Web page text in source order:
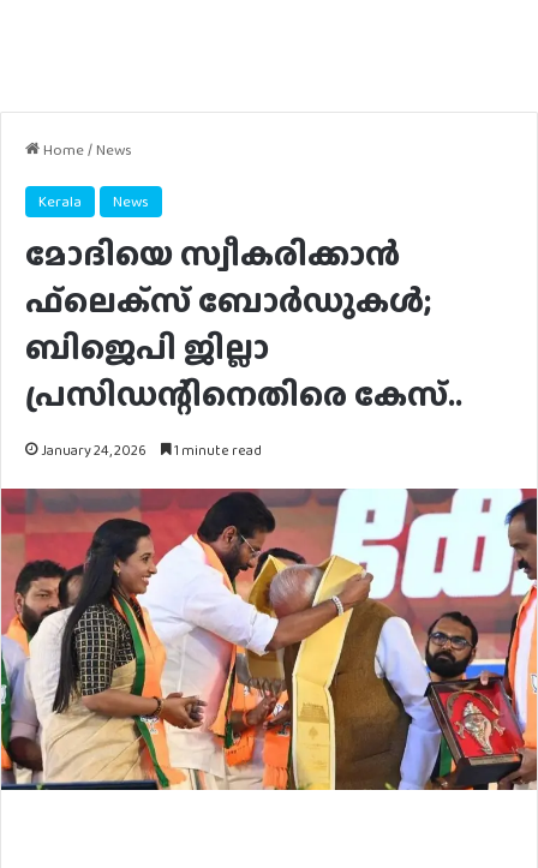
Home/News
Kerala News
മോദിയെ സ്വീകരിക്കാന്‍
ഫ്‌ലെക്‌സ് ബോര്‍ഡുകള്‍;
ബിജെപി ജില്ലാ
പ്രസിഡന്റിനെതിരെ കേസ്..
January 24, 2026 1 minute read